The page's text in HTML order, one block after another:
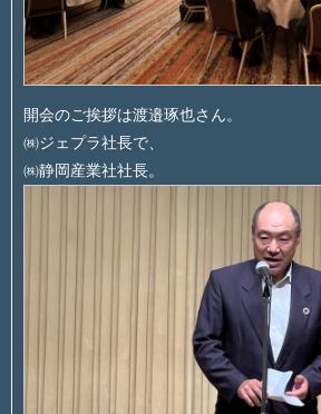
開会のご挨拶は渡邉琢也さん。
㈱ジェプラ社長で、
㈱静岡産業社社長。